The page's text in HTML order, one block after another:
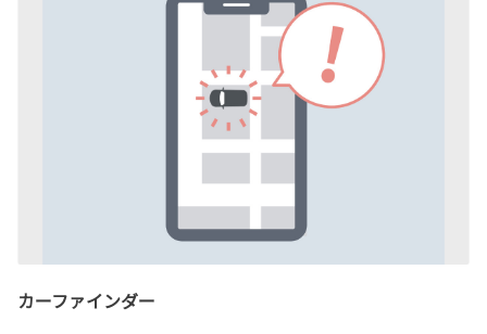
カーファインダー